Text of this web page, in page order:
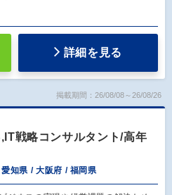
詳細を見る
掲載期間：26/08/08～26/08/26
戦略コンサルタント/高年
知県 / 大阪府 / 福岡県